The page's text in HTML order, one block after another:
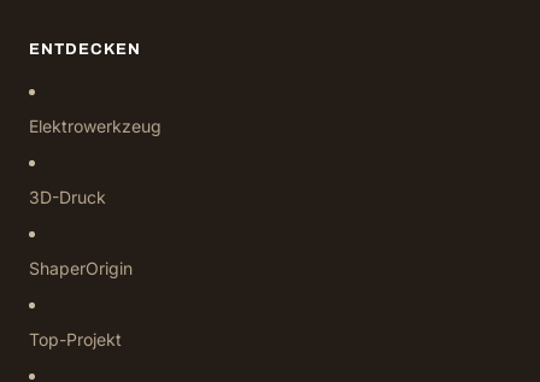
ENTDECKEN
Elektrowerkzeug
3D-Druck
ShaperOrigin
Top-Projekt